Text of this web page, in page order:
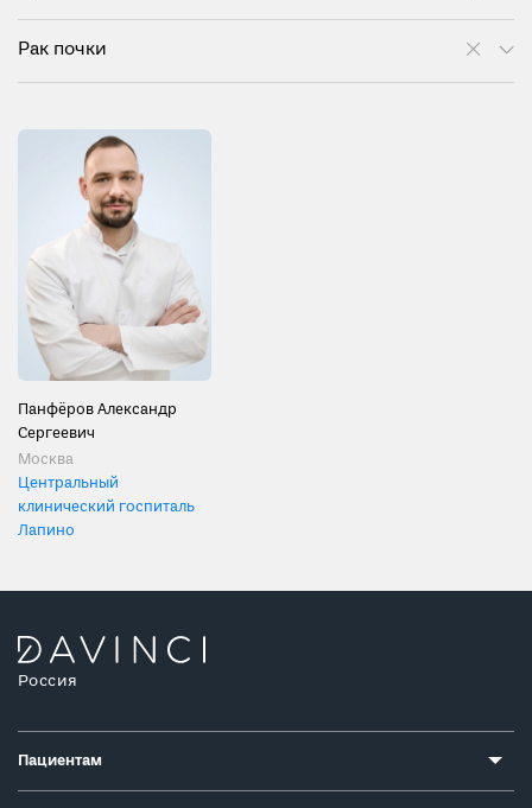
Рак почки
Панфёров Александр
Сергеевич
Москва
Центральный
клинический госпиталь
Лапино
Россия
Пациентам